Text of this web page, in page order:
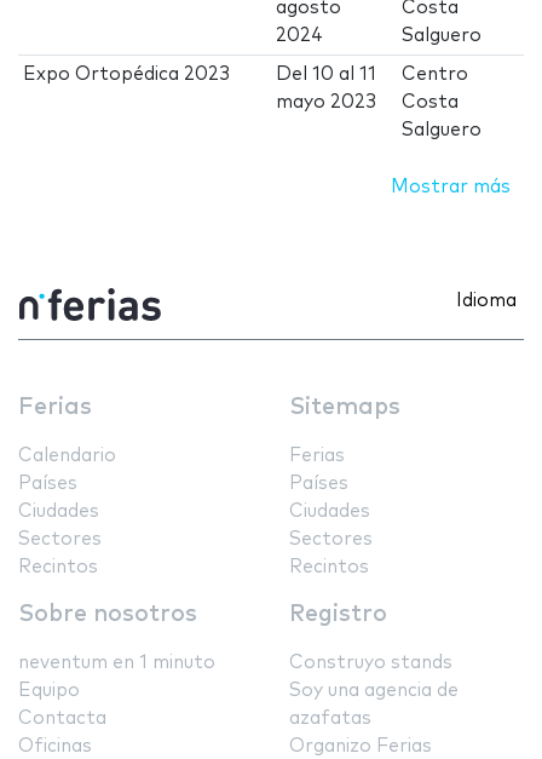
agosto
2024
Costa
Salguero
Expo Ortopédica 2023 Del10 al11
mayo 2023
Centro
Costa
Salguero
Mostrar más
Idioma
Ferias
Calendario
Países
Ciudades
Sectores
Recintos
Sitemaps
Ferias
Países
Ciudades
Sectores
Recintos
Sobre nosotros
neventum en 1 minuto
Equipo
Contacta
Oficinas
Registro
Construyo stands
Soy una agencia de
azafatas
Organizo Ferias